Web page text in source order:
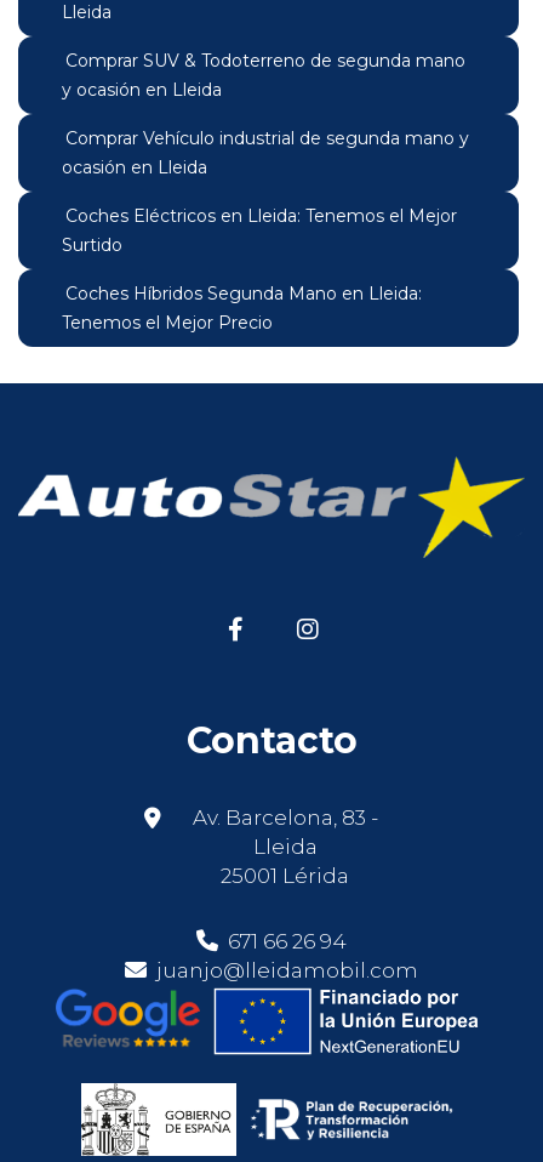
Lleida
Comprar SUV & Todoterreno de segunda mano
y ocasión en Lleida
Comprar Vehículo industrial de segunda mano y
ocasión en Lleida
Coches Eléctricos en Lleida: Tenemos el Mejor
Surtido
Coches Híbridos Segunda Mano en Lleida:
Tenemos el Mejor Precio
Contacto
Av. Barcelona, 83 -
Lleida
25001 Lérida
671 66 26 94
juanjo@lleidamobil.com